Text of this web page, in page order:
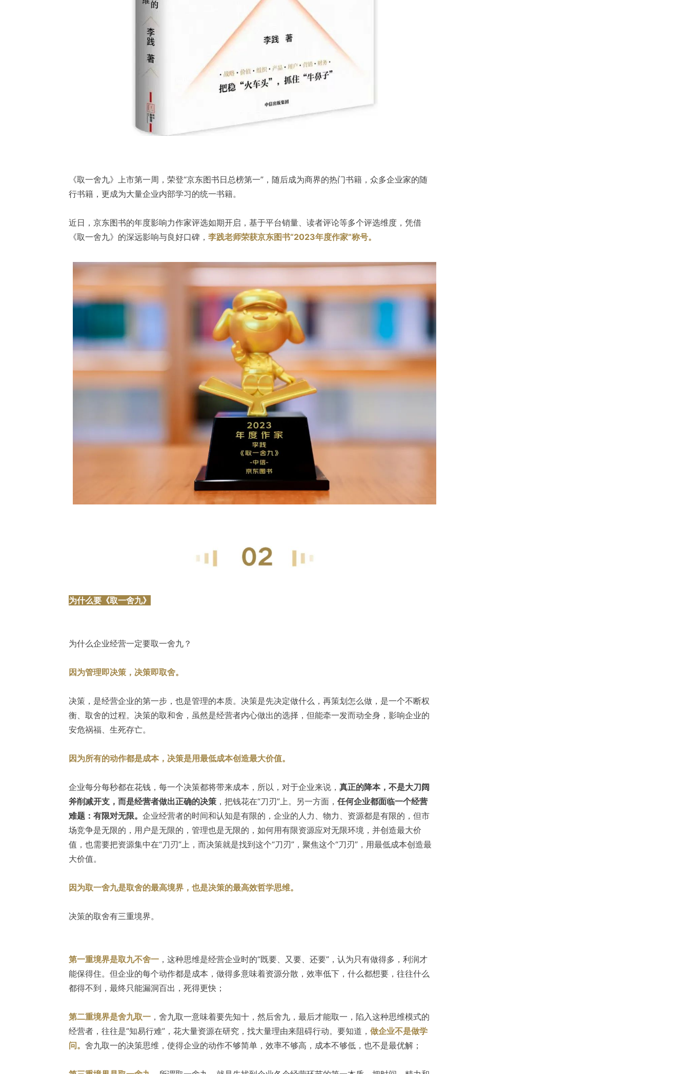
《取一舍九》上市第一周，荣登“京东图书日总榜第一”，随后成为商界的热门书籍，众多企业家的随
行书籍，更成为大量企业内部学习的统一书籍。
近日，京东图书的年度影响力作家评选如期开启，基于平台销量、读者评论等多个评选维度，凭借
《取一舍九》的深远影响与良好口碑，李践老师荣获京东图书“2023年度作家”称号。
为什么要《取一舍九》
为什么企业经营一定要取一舍九？
因为管理即决策，决策即取舍。
决策，是经营企业的第一步，也是管理的本质。决策是先决定做什么，再策划怎么做，是一个不断权
衡、取舍的过程。决策的取和舍，虽然是经营者内心做出的选择，但能牵一发而动全身，影响企业的
安危祸福、生死存亡。
因为所有的动作都是成本，决策是用最低成本创造最大价值。
企业每分每秒都在花钱，每一个决策都将带来成本，所以，对于企业来说，真正的降本，不是大刀阔
斧削减开支，而是经营者做出正确的决策 ，把钱花在“刀刃”上。另一方面，任何企业都面临一个经营
难题：有限对无限。企业经营者的时间和认知是有限的，企业的人力、物力、资源都是有限的，但市
场竞争是无限的，用户是无限的，管理也是无限的，如何用有限资源应对无限环境，并创造最大价
值，也需要把资源集中在“刀刃”上，而决策就是找到这个“刀刃”，聚焦这个“刀刃”，用最低成本创造最
大价值。
因为取一舍九是取舍的最高境界，也是决策的最高效哲学思维。
决策的取舍有三重境界。
第一重境界是取九不舍一 ，这种思维是经营企业时的“既要、又要、还要”，认为只有做得多，利润才
能保得住。但企业的每个动作都是成本，做得多意味着资源分散，效率低下，什么都想要，往往什么
都得不到，最终只能漏洞百出，死得更快；
第二重境界是舍九取一 ，舍九取一意味着要先知十，然后舍九，最后才能取一，陷入这种思维模式的
经营者，往往是“知易行难”，花大量资源在研究，找大量理由来阻碍行动。要知道，做企业不是做学
问。舍九取一的决策思维，使得企业的动作不够简单，效率不够高，成本不够低，也不是最优解；